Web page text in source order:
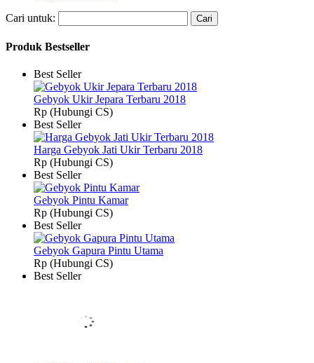
Cari untuk:
Produk Bestseller
Best Seller
Gebyok Ukir Jepara Terbaru 2018
Rp (Hubungi CS)
Best Seller
Harga Gebyok Jati Ukir Terbaru 2018
Rp (Hubungi CS)
Best Seller
Gebyok Pintu Kamar
Rp (Hubungi CS)
Best Seller
Gebyok Gapura Pintu Utama
Rp (Hubungi CS)
Best Seller